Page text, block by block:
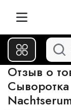
Отзыв о